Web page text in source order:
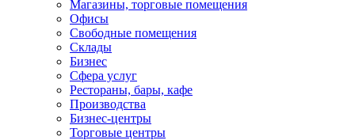
Магазины, торговые помещения
Офисы
Свободные помещения
Склады
Бизнес
Сфера услуг
Рестораны, бары, кафе
Производства
Бизнес-центры
Торговые центры